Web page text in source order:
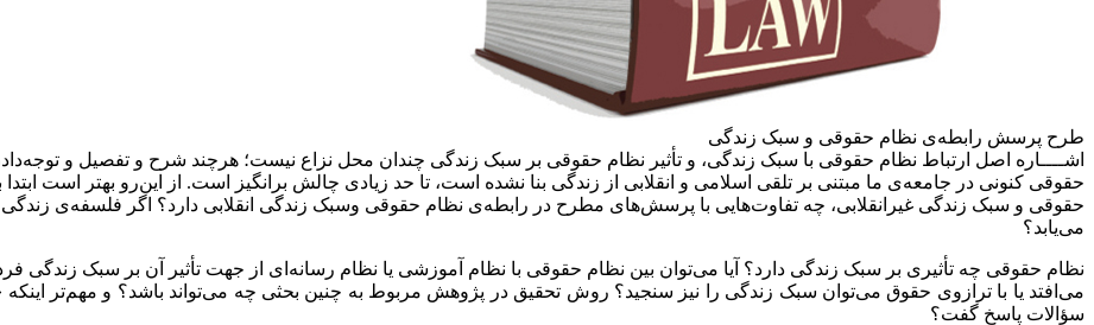
طرح پرسش رابطه‌ی نظام حقوقی و سبک زندگی
اشــــاره اصل ارتباط نظام حقوقی با سبک زندگی، و تأثیر نظام حقوقی بر سبک زندگی چندان محل نزاع نیست؛ هرچند شرح و تفصیل و
حقوقی کنونی در جامعه‌ی ما مبتنی بر تلقی اسلامی و انقلابی از زندگی بنا نشده است، تا حد زیادی چالش برانگیز است. از این‌رو بهتر است
حقوقی و سبک زندگی غیرانقلابی، چه تفاوت‌هایی با پرسش‌های مطرح در رابطه‌ی نظام حقوقی وسبک زندگی انقلابی دارد؟ اگر فلسفه‌ی
می‌یابد؟
نظام حقوقی چه تأثیری بر سبک زندگی دارد؟ آیا می‌‌‌توان بین نظام حقوقی با نظام آموزشی یا نظام رسانه‌‌ای از جهت تأثیر آن بر سبک
می‌‌‌‌افتد یا با ترازوی حقوق می‌‌توان سبک زندگی را نیز سنجید؟ روش تحقیق در پژوهش مربوط به چنین بحثی چه می‌‌‌تواند باشد؟ و مهم‌تر
سؤالات پاسخ گفت؟